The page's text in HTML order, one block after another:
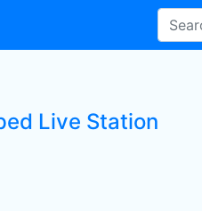
Live Station